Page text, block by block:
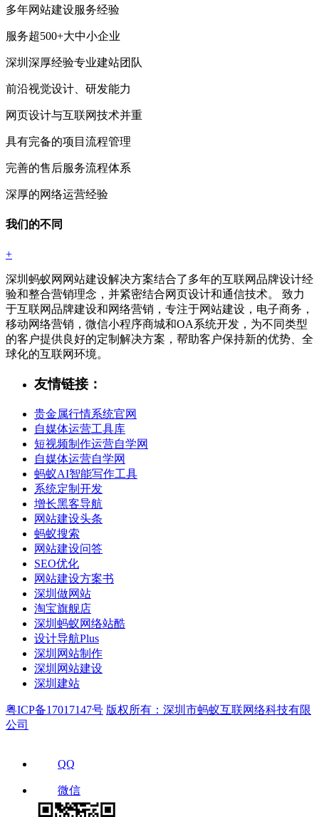
多年网站建设服务经验
服务超500+大中小企业
深圳深厚经验专业建站团队
前沿视觉设计、研发能力
网页设计与互联网技术并重
具有完备的项目流程管理
完善的售后服务流程体系
深厚的网络运营经验
我们的不同
+
深圳蚂蚁网网站建设解决方案结合了多年的互联网品牌设计经
验和整合营销理念，并紧密结合网页设计和通信技术。 致力
于互联网品牌建设和网络营销，专注于网站建设，电子商务，
移动网络营销，微信小程序商城和OA系统开发，为不同类型
的客户提供良好的定制解决方案，帮助客户保持新的优势、全
球化的互联网环境。
友情链接：
贵金属行情系统官网
自媒体运营工具库
短视频制作运营自学网
自媒体运营自学网
蚂蚁AI智能写作工具
系统定制开发
增长黑客导航
网站建设头条
蚂蚁搜索
网站建设问答
SEO优化
网站建设方案书
深圳做网站
淘宝旗舰店
深圳蚂蚁网络站酷
设计导航Plus
深圳网站制作
深圳网站建设
深圳建站
粤ICP备17017147号 版权所有：深圳市蚂蚁互联网络科技有限
公司
QQ
微信